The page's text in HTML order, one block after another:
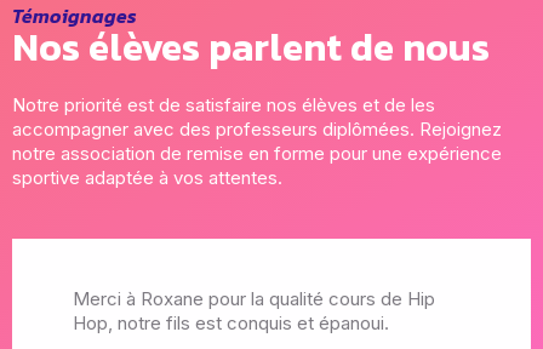
Témoignages
Nos élèves parlent de nous
Notre priorité est de satisfaire nos élèves et de les
accompagner avec des professeurs diplômées. Rejoignez
notre association de remise en forme pour une expérience
sportive adaptée à vos attentes.
Depuis plusieurs années je pratique des Cours
de Pilates et Postural Ball avec Claire dans une